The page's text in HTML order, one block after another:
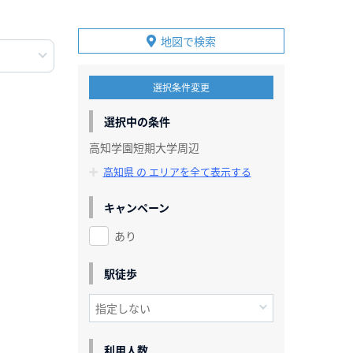
地図で検索
選択条件変更
選択中の条件
高知学園短期大学周辺
高知県 の エリアを全て表示する
キャンペーン
あり
駅徒歩
利用人数